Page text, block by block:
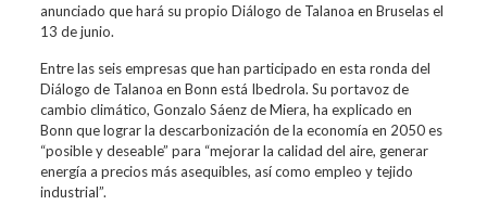
anunciado que hará su propio Diálogo de Talanoa en Bruselas el
13 de junio.
Entre las seis empresas que han participado en esta ronda del
Diálogo de Talanoa en Bonn está Ibedrola. Su portavoz de
cambio climático, Gonzalo Sáenz de Miera, ha explicado en
Bonn que lograr la descarbonización de la economía en 2050 es
“posible y deseable” para “mejorar la calidad del aire, generar
energía a precios más asequibles, así como empleo y tejido
industrial”.